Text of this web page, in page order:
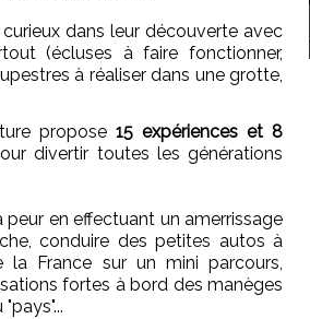
dans leur découverte avec
(écluses à faire fonctionner,
à réaliser dans une grotte,
propose 15 expériences et 8
divertir toutes les générations
peur en effectuant un amerrissage
conduire des petites autos à
la France sur un mini parcours,
fortes à bord des manèges